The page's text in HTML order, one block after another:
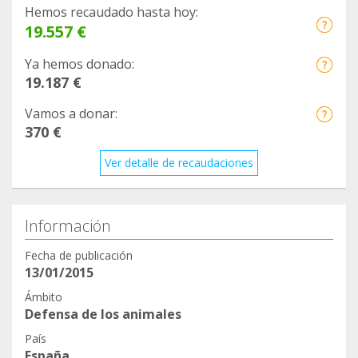
8
https://www.facebook.com/clinicaveterinariarambl
eta/posts/2923172107964396
9
mily/posts/668866213805851
10
https://www.facebook.com/cvpecas/posts/827717
https://www.facebook.com/351435131629702/pho
tos/a.454241511349063/3117672005005987/
12
tos/a.454241511349063/3117672005005987/
https://www.facebook.com/CV.Carters/posts/1801
Hemos recaudado hasta hoy:
19.557 €
Ya hemos donado:
19.187 €
Vamos a donar:
370 €
Ver detalle de recaudaciones
Información
Fecha de publicación
13/01/2015
Ámbito
Defensa de los animales
País